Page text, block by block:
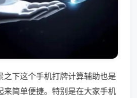
之下这个手机打牌计算辅助也是
来简单便捷。特别是在大家手机